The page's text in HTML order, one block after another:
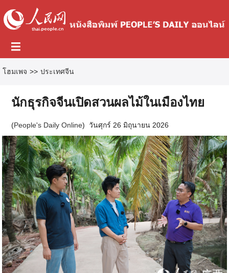
โฮมเพจ >> ประเทศจีน
นักธุรกิจจีนเปิดสวนผลไม้ในเมืองไทย
(People's Daily Online) วันศุกร์ 26 มิถุนายน 2026